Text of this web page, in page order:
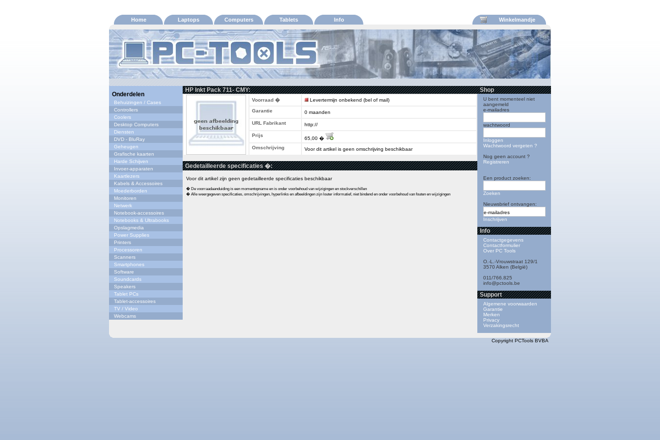
Home Laptops Computers Tablets Info Winkelmandje
Onderdelen
Behuizingen / Cases
Controllers
Coolers
Desktop Computers
Diensten
DVD - BluRay
Geheugen
Grafische kaarten
Harde Schijven
Invoer-apparaten
Kaartlezers
Kabels & Accessoires
Moederborden
Monitoren
Netwerk
Notebook-accessoires
Notebooks & Ultrabooks
Opslagmedia
Power Supplies
Printers
Processoren
Scanners
Smartphones
Software
Soundcards
Speakers
Tablet PCs
Tablet-accessoires
TV / Video
Webcams
HP Inkt Pack 711- CMY:
Voorraad �
Levertermijn onbekend (bel of mail)
Garantie
0 maanden
URL Fabrikant
http://
Prijs
65,00 �
Omschrijving
Voor dit artikel is geen omschrijving beschikbaar
Gedetailleerde specificaties �:
Voor dit artikel zijn geen gedetailleerde specificaties beschikbaar
� De voorraadaanduiding is een momentopname en is onder voorbehoud van wijzigingen en stockverschillen
� Alle weergegeven specificaties, omschrijvingen, hyperlinks en afbeeldingen zijn louter informatief, niet bindend en onder voorbehoud van fouten en wijzigingen
Shop
U bent momenteel niet
aangemeld
e-mailadres
wachtwoord
Inloggen
Wachtwoord vergeten ?
Nog geen account ?
Registreren
Een product zoeken:
Zoeken
Nieuwsbrief ontvangen:
Inschrijven
Info
Contactgegevens
Contactformulier
Over PC Tools
O.-L.-Vrouwstraat 129/1
3570 Alken (België)
011/766.825
info@pctools.be
Support
Algemene voorwaarden
Garantie
Merken
Privacy
Verzakingsrecht
Copyright PCTools BVBA